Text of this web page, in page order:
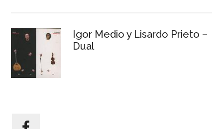
Igor Medio y Lisardo Prieto –
Dual